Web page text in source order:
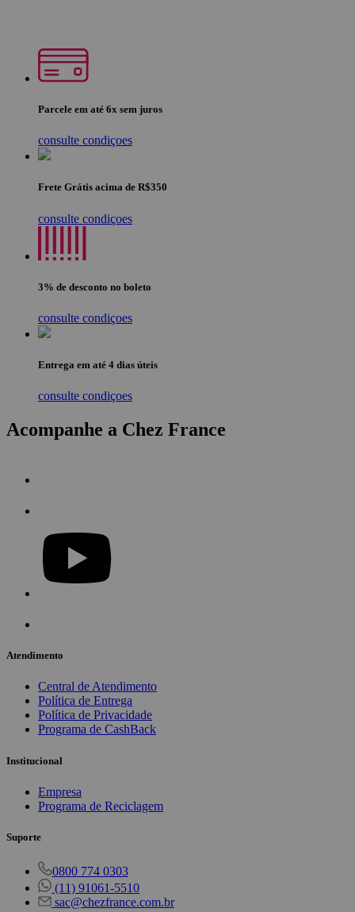
Parcele em até 6x sem juros
consulte condiçoes
Frete Grátis acima de R$350
consulte condiçoes
3% de desconto no boleto
consulte condiçoes
Entrega em até 4 dias úteis
consulte condiçoes
Acompanhe a Chez France
Atendimento
Central de Atendimento
Política de Entrega
Política de Privacidade
Programa de CashBack
Institucional
Empresa
Programa de Reciclagem
Suporte
0800 774 0303
(11) 91061-5510
sac@chezfrance.com.br